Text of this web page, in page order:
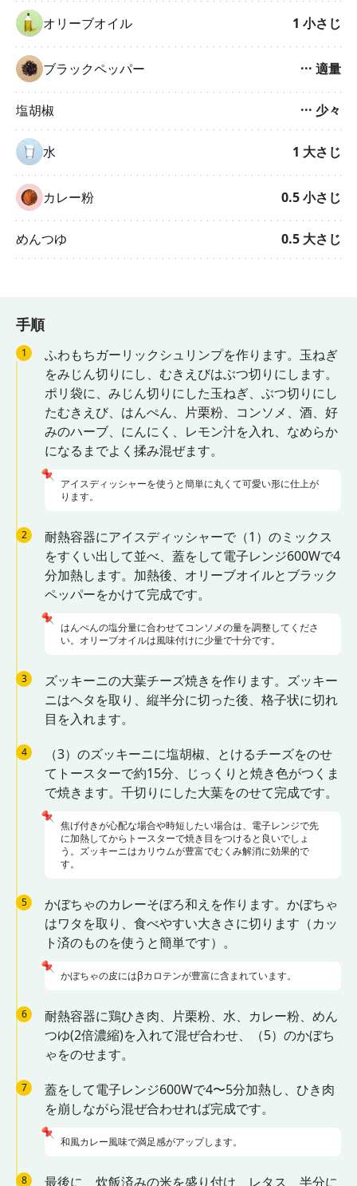
オリーブオイル 1 小さじ
ブラックペッパー ··· 適量
塩胡椒 ··· 少々
水 1 大さじ
カレー粉 0.5小さじ
めんつゆ 0.5大さじ
手順
1
ふわもちガーリックシュリンプを作ります。玉ねぎ
をみじん切りにし、むきえびはぶつ切りにします。
ポリ袋に、みじん切りにした玉ねぎ、ぶつ切りにし
たむきえび、はんぺん、片栗粉、コンソメ、酒、好
みのハーブ、にんにく、レモン汁を入れ、なめらか
になるまでよく揉み混ぜます。
アイスディッシャーを使うと簡単に丸くて可愛い形に仕上が
ります。
📌
2
耐熱容器にアイスディッシャーで（1）のミックス
をすくい出して並べ、蓋をして電子レンジ600Wで4
分加熱します。加熱後、オリーブオイルとブラック
ペッパーをかけて完成です。
はんぺんの塩分量に合わせてコンソメの量を調整してくださ
い。オリーブオイルは風味付けに少量で十分です。
📌
3
ズッキーニの大葉チーズ焼きを作ります。ズッキー
ニはヘタを取り、縦半分に切った後、格子状に切れ
目を入れます。
4
（3）のズッキーニに塩胡椒、とけるチーズをのせ
てトースターで約15分、じっくりと焼き色がつくま
で焼きます。千切りにした大葉をのせて完成です。
焦げ付きが心配な場合や時短したい場合は、電子レンジで先
に加熱してからトースターで焼き目をつけると良いでしょ
う。ズッキーニはカリウムが豊富でむくみ解消に効果的で
す。
📌
5
かぼちゃのカレーそぼろ和えを作ります。かぼちゃ
はワタを取り、食べやすい大きさに切ります（カッ
ト済のものを使うと簡単です）。
かぼちゃの皮にはβカロテンが豊富に含まれています。
📌
6
耐熱容器に鶏ひき肉、片栗粉、水、カレー粉、めん
つゆ(2倍濃縮)を入れて混ぜ合わせ、（5）のかぼち
ゃをのせます。
7
蓋をして電子レンジ600Wで4〜5分加熱し、ひき肉
を崩しながら混ぜ合わせれば完成です。
和風カレー風味で満足感がアップします。
📌
8 最後に、炊飯済みの米を盛り付け、レタス、半分に